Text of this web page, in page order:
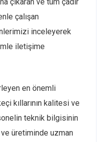
çalışan
inceleyerek
iletişime
en önemli
kıllarının kalitesi ve
teknik bilgisinin
ve üretiminde uzman